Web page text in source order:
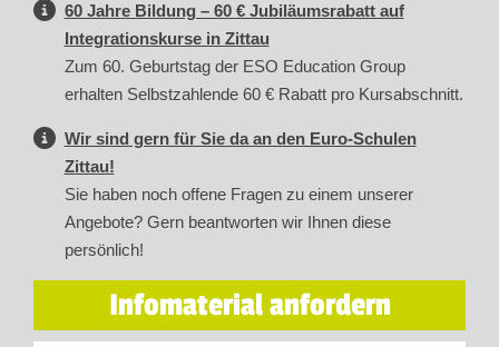
60 Jahre Bildung – 60 € Jubiläumsrabatt auf
Integrationskurse in Zittau
Zum 60. Geburtstag der ESO Education Group
erhalten Selbstzahlende 60 € Rabatt pro Kursabschnitt.
Wir sind gern für Sie da an den Euro-Schulen
Zittau!
Sie haben noch offene Fragen zu einem unserer
Angebote? Gern beantworten wir Ihnen diese
persönlich!
Infomaterial anfordern